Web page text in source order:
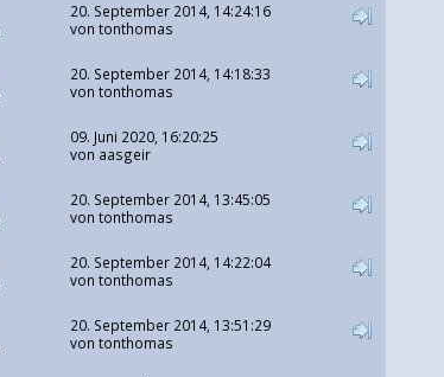
20. September 2014, 14:24:16
von tonthomas
20. September 2014, 14:18:33
von tonthomas
09. Juni 2020, 16:20:25
von aasgeir
20. September 2014, 13:45:05
von tonthomas
20. September 2014, 14:22:04
von tonthomas
20. September 2014, 13:51:29
von tonthomas